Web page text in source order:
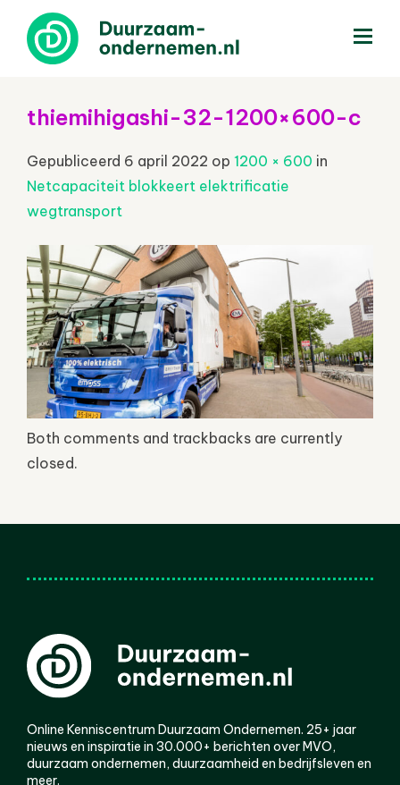
thiemihigashi-32-1200×600-c
Gepubliceerd 6 april 2022 op 1200 × 600 in
Netcapaciteit blokkeert elektrificatie
wegtransport
Both comments and trackbacks are currently
closed.
Online Kenniscentrum Duurzaam Ondernemen. 25+ jaar
nieuws en inspiratie in 30.000+ berichten over MVO,
duurzaam ondernemen, duurzaamheid en bedrijfsleven en
meer.